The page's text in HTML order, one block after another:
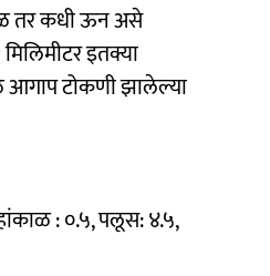
तर कधी ऊन असे
इतक्या
आगाप टोकणी झालेल्या
: ०.५, पलूस: ४.५,